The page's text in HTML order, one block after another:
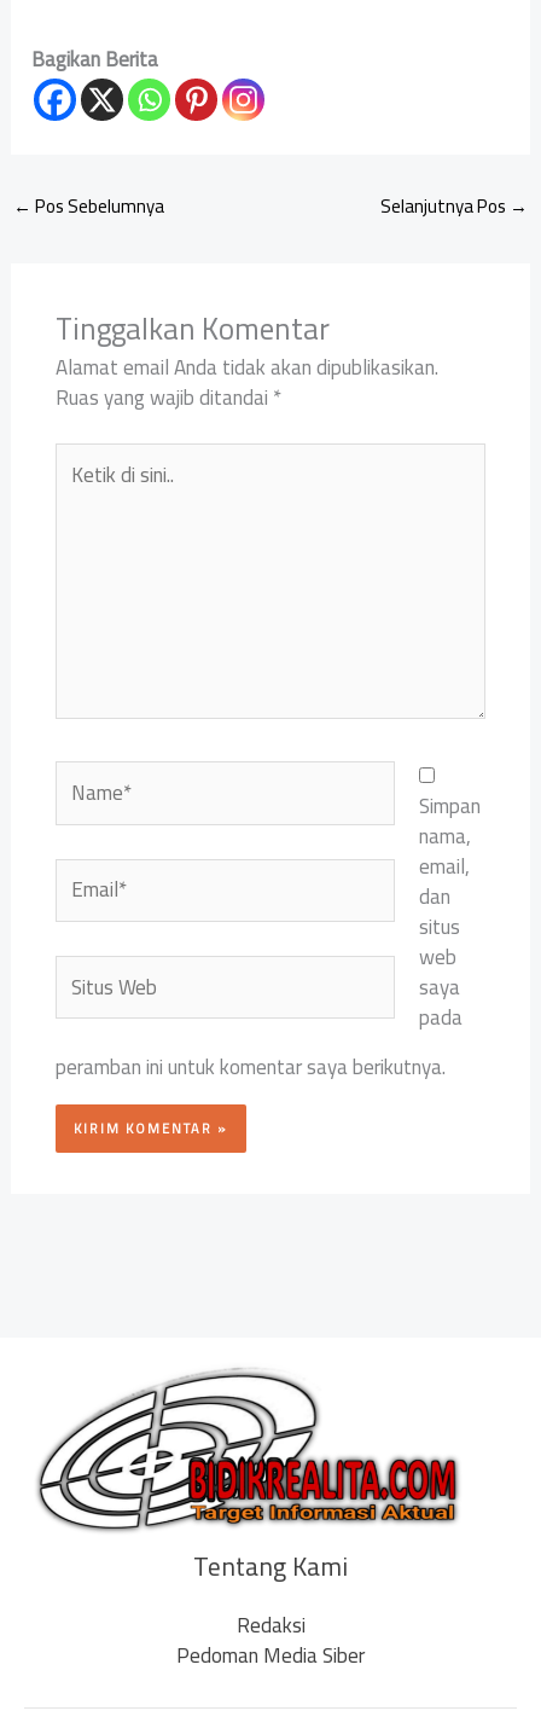
Bagikan Berita
← Pos Sebelumnya Selanjutnya Pos →
Tinggalkan Komentar
Alamat email Anda tidak akan dipublikasikan.
Ruas yang wajib ditandai*
Ketik
Name*
Email*
Situs
Web
Simpan
nama,
email,
dan
situs
web
saya
pada
peramban ini untuk komentar saya berikutnya.
Tentang Kami
Redaksi
Pedoman Media Siber